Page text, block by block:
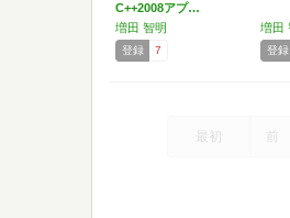
C++2008アプ…
増田 智明
登録 7
増田
登録
最初 前